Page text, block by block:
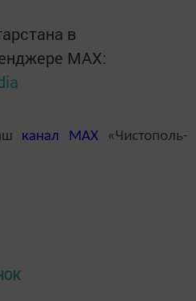
в
MАХ:
канал MAX«Чистополь-